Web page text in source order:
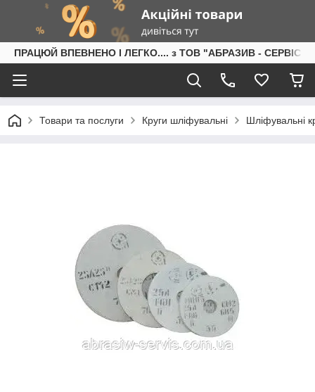
ПРАЦЮЙ ВПЕВНЕНО І ЛЕГКО.... з ТОВ "АБРАЗИВ - СЕРВІС"
Товари та послуги Круги шліфувальні Шліфувальні